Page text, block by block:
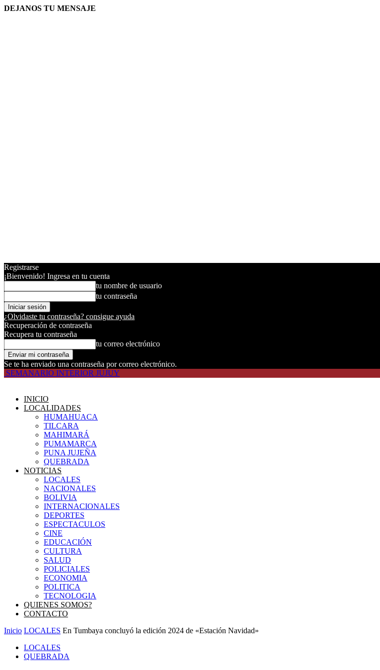
DEJANOS TU MENSAJE
Registrarse
¡Bienvenido! Ingresa en tu cuenta
tu nombre de usuario
tu contraseña
¿Olvidaste tu contraseña? consigue ayuda
Recuperación de contraseña
Recupera tu contraseña
tu correo electrónico
Se te ha enviado una contraseña por correo electrónico.
SEMANARIO INTERIOR JUJUY
INICIO
LOCALIDADES
HUMAHUACA
TILCARA
MAHIMARÁ
PUMAMARCA
PUNA JUJEÑA
QUEBRADA
NOTICIAS
LOCALES
NACIONALES
BOLIVIA
INTERNACIONALES
DEPORTES
ESPECTACULOS
CINE
EDUCACIÓN
CULTURA
SALUD
POLICIALES
ECONOMIA
POLITICA
TECNOLOGIA
QUIENES SOMOS?
CONTACTO
Inicio LOCALES En Tumbaya concluyó la edición 2024 de «Estación Navidad»
LOCALES
QUEBRADA